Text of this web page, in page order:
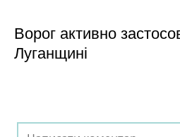
Ворог активно
Луганщині